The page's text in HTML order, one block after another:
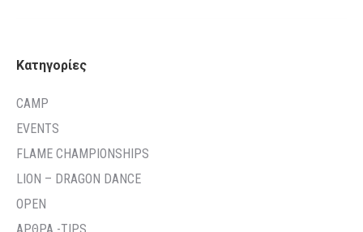
Kατηγορίες
CAMP
EVENTS
FLAME CHAMPIONSHIPS
LION – DRAGON DANCE
OPEN
ΑΡΘΡΑ -TIPS